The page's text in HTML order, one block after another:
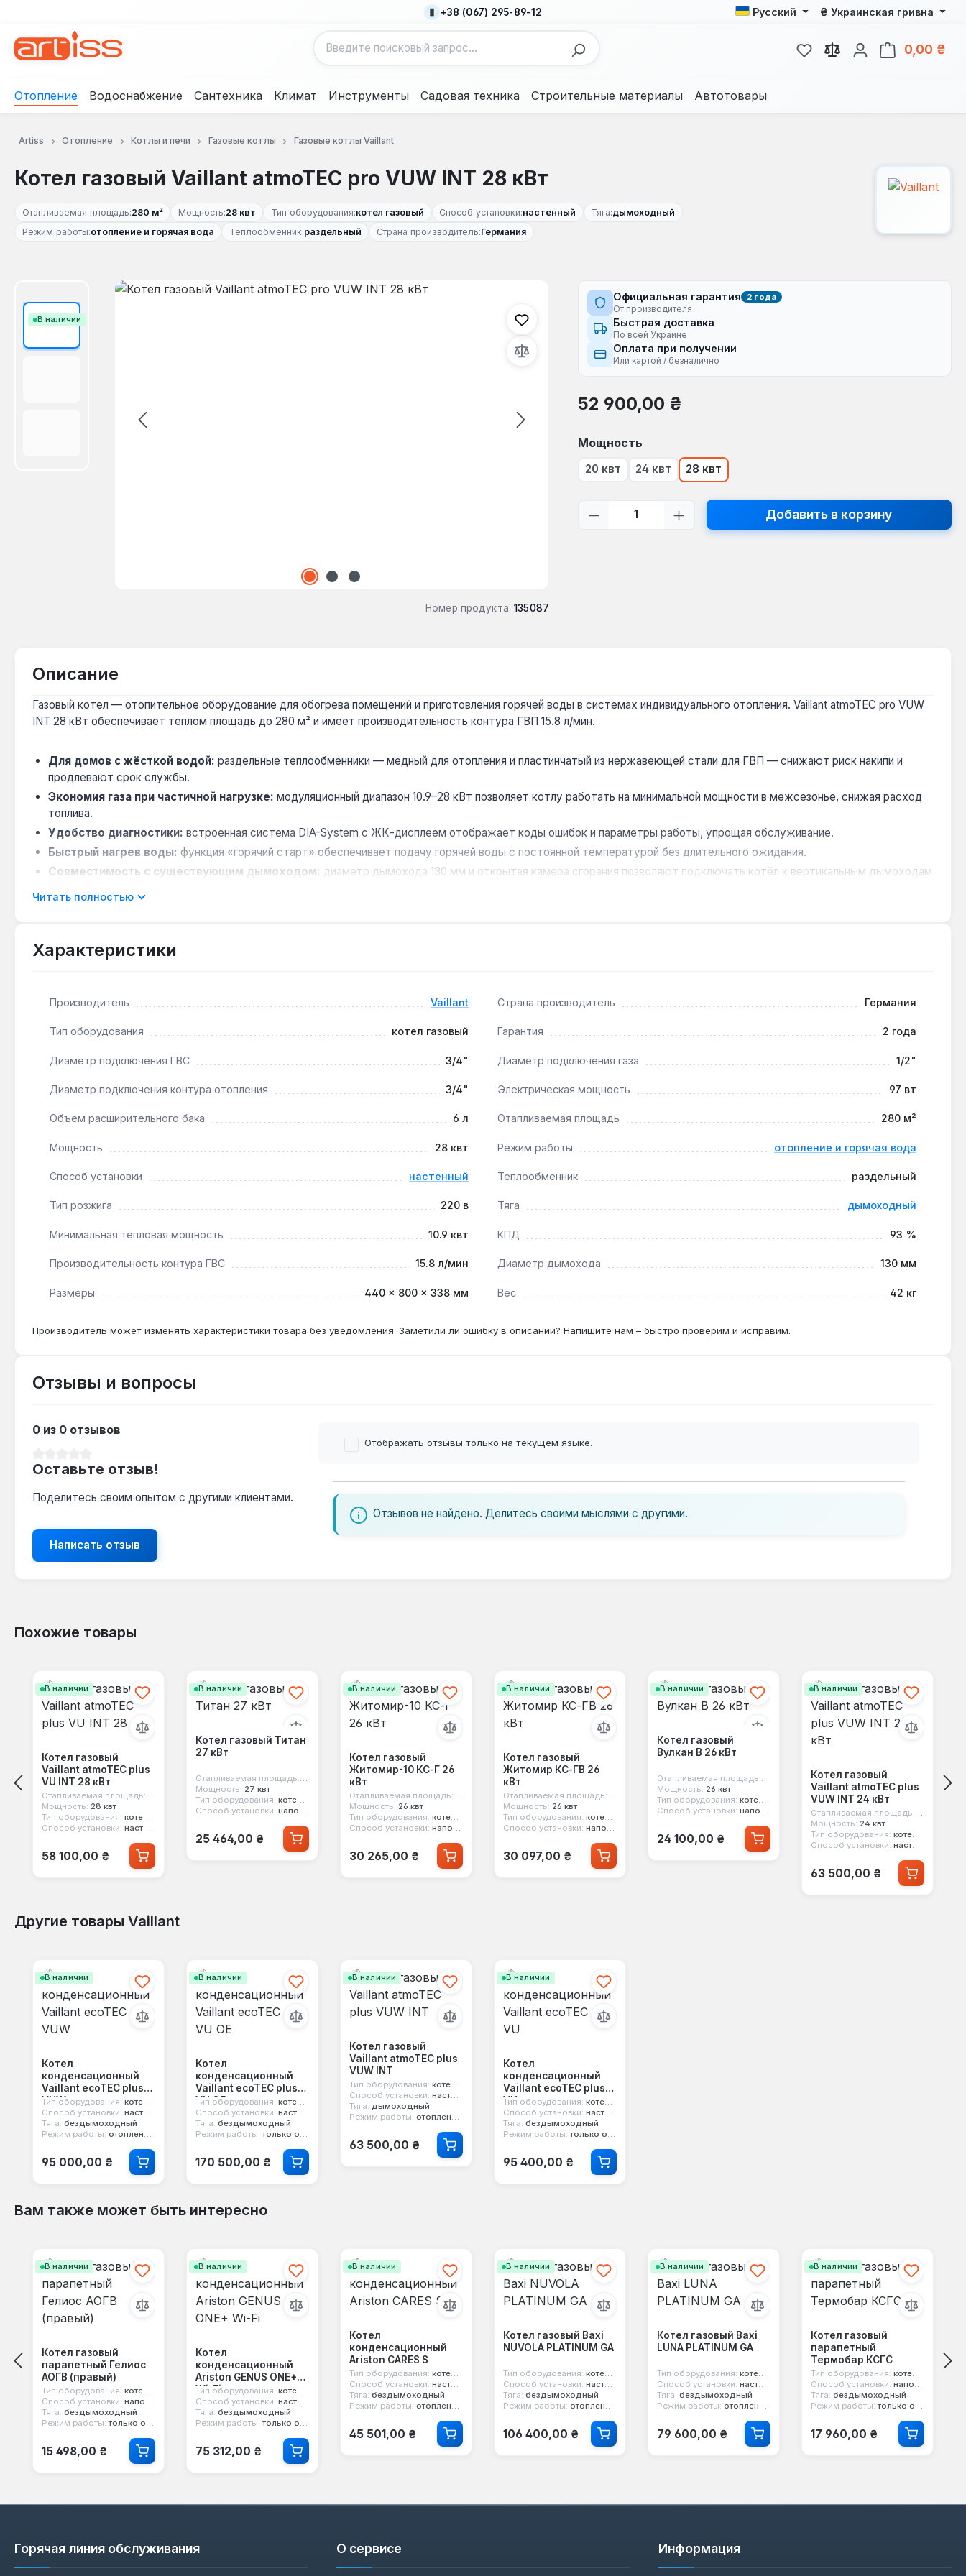
+38 (067) 295-89-12 Русский ₴ Украинская гривна
У вас есть товары из
0,00 ₴
Отопление Водоснабжение Сантехника Климат Инструменты Садовая техника Строительные материалы Автотовары
Artiss Отопление Котлы и печи Газовые котлы Газовые котлы Vaillant
Котел газовый Vaillant atmoTEC pro VUW INT 28 кВт
Отапливаемая площадь:280 м² Мощность:28 квт Тип оборудования:котел газовый Способ установки:настенный Тяга:дымоходный
Режим работы:отопление и горячая вода Теплообменник:раздельный Страна производитель:Германия
В наличии
Пропустить галерею изображений
Номер продукта: 135087
Официальная гарантия 2 года
От производителя
Быстрая доставка
По всей Украине
Оплата при получении
Или картой / безналично
Обычная цена:
52 900,00 ₴
Выберите
Мощность
20 квт 24 квт 28 квт
Количество продукта: введите желаемое
Добавить в корзину
Описание
Газовый котел — отопительное оборудование для обогрева помещений и приготовления горячей воды в системах индивидуального отопления. Vaillant atmoTEC pro VUW
INT 28 кВт обеспечивает теплом площадь до 280 м² и имеет производительность контура ГВП 15.8 л/мин.
Для домов с жёсткой водой: раздельные теплообменники — медный для отопления и пластинчатый из нержавеющей стали для ГВП — снижают риск накипи и
продлевают срок службы.
Экономия газа при частичной нагрузке: модуляционный диапазон 10.9–28 кВт позволяет котлу работать на минимальной мощности в межсезонье, снижая расход
топлива.
Удобство диагностики: встроенная система DIA-System с ЖК-дисплеем отображает коды ошибок и параметры работы, упрощая обслуживание.
Быстрый нагрев воды: функция «горячий старт» обеспечивает подачу горячей воды с постоянной температурой без длительного ожидания.
Совместимость с существующим дымоходом: диаметр дымохода 130 мм и открытая камера сгорания позволяют подключать котёл к вертикальным дымоходам
закрытых системах отопления. Производство — Германия. Гарантия 2 года, доставка по Украине.
Да — минимальная мощность 10.9 кВт и модуляция горелки позволяют работать с низкотемпературными контурами через смесительный узел.
Как часто нужно обслуживать теплообменники?
Читать полностью
Характеристики
Производитель Vaillant Страна производитель Германия
Тип оборудования котел газовый Гарантия 2 года
Диаметр подключения ГВС 3/4" Диаметр подключения газа 1/2"
Диаметр подключения контура отопления 3/4" Электрическая мощность 97 вт
Объем расширительного бака 6 л Отапливаемая площадь 280 м²
Мощность 28 квт Режим работы отопление и горячая вода
Способ установки настенный Теплообменник раздельный
Тип розжига 220 в Тяга дымоходный
Минимальная тепловая мощность 10.9 квт КПД 93 %
Производительность контура ГВС 15.8 л/мин Диаметр дымохода 130 мм
Размеры 440 × 800 × 338 мм Вес 42 кг
Производитель может изменять характеристики товара без уведомления. Заметили ли ошибку в описании? Напишите нам – быстро проверим и исправим.
Отзывы и вопросы
0 из 0 отзывов
Оставьте отзыв!
Поделитесь своим опытом с другими клиентами.
Написать отзыв
Отображать отзывы только на текущем языке.
Отзывов не найдено. Делитесь своими мыслями с другими.
Похожие товары
В наличии
Котел газовый
Vaillant atmoTEC plus
VU INT 28 кВт
Отапливаемая площадь:280 м²
Мощность: 28 квт
Тип оборудования: котел газовый
Способ установки: настенный
Обычная цена:
58 100,00 ₴
В наличии
Котел газовый Титан
27 кВт
Отапливаемая площадь:270 м²
Мощность: 27 квт
Тип оборудования: котел газовый
Способ установки: напольный
Обычная цена:
25 464,00 ₴
В наличии
Котел газовый
Житомир-10 КС-Г 26
кВт
Отапливаемая площадь:260 м²
Мощность: 26 квт
Тип оборудования: котел газовый
Способ установки: напольный
Обычная цена:
30 265,00 ₴
В наличии
Котел газовый
Житомир КС-ГВ 26
кВт
Отапливаемая площадь:260 м²
Мощность: 26 квт
Тип оборудования: котел газовый
Способ установки: напольный
Обычная цена:
30 097,00 ₴
В наличии
Котел газовый
Вулкан В 26 кВт
Отапливаемая площадь:260 м²
Мощность: 26 квт
Тип оборудования: котел газовый
Способ установки: напольный
Обычная цена:
24 100,00 ₴
В наличии
Котел газовый
Vaillant atmoTEC plus
VUW INT 24 кВт
Отапливаемая площадь:240 м²
Мощность: 24 квт
Тип оборудования: котел газовый
Способ установки: настенный
Обычная цена:
63 500,00 ₴
Другие товары Vaillant
В наличии
Котел
конденсационный
Vaillant ecoTEC plus
VUW
Тип оборудования: котел конденсационный
Способ установки: настенный
Тяга: бездымоходный
Режим работы: отопление и горячая вода
Обычная цена:
95 000,00 ₴
В наличии
Котел
конденсационный
Vaillant ecoTEC plus
VU OE
Тип оборудования: котел конденсационный
Способ установки: настенный
Тяга: бездымоходный
Режим работы: только отопление
Обычная цена:
170 500,00 ₴
В наличии
Котел газовый
Vaillant atmoTEC plus
VUW INT
Тип оборудования: котел газовый
Способ установки: настенный
Тяга: дымоходный
Режим работы: отопление и горячая вода
Обычная цена:
63 500,00 ₴
В наличии
Котел
конденсационный
Vaillant ecoTEC plus
VU
Тип оборудования: котел конденсационный
Способ установки: настенный
Тяга: бездымоходный
Режим работы: только отопление
Обычная цена:
95 400,00 ₴
Вам также может быть интересно
В наличии
Котел газовый
парапетный Гелиос
АОГВ (правый)
Тип оборудования: котел парапетный
Способ установки: напольный
Тяга: бездымоходный
Режим работы: только отопление
Обычная цена:
15 498,00 ₴
В наличии
Котел
конденсационный
Ariston GENUS ONE+
Wi-Fi
Тип оборудования: котел конденсационный
Способ установки: настенный
Тяга: бездымоходный
Режим работы: только отопление
Обычная цена:
75 312,00 ₴
В наличии
Котел
конденсационный
Ariston CARES S
Тип оборудования: котел конденсационный
Способ установки: настенный
Тяга: бездымоходный
Режим работы: отопление и горячая вода
Обычная цена:
45 501,00 ₴
В наличии
Котел газовый Baxi
NUVOLA PLATINUM GA
Тип оборудования: котел конденсационный
Способ установки: настенный
Тяга: бездымоходный
Режим работы: отопление и горячая вода
Обычная цена:
106 400,00 ₴
В наличии
Котел газовый Baxi
LUNA PLATINUM GA
Тип оборудования: котел конденсационный
Способ установки: настенный
Тяга: бездымоходный
Режим работы: отопление и горячая вода
Обычная цена:
79 600,00 ₴
В наличии
Котел газовый
парапетный
Термобар КСГС
Тип оборудования: котел парапетный
Способ установки: напольный
Тяга: бездымоходный
Режим работы: только отопление
Обычная цена:
17 960,00 ₴
Горячая линия обслуживания О сервисе Информация